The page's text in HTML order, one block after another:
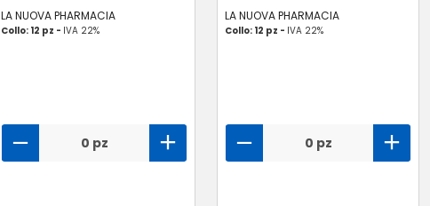
LA NUOVA PHARMACIA
Collo: 12 pz - IVA 22%
0 pz
LA NUOVA PHARMACIA
Collo: 12 pz - IVA 22%
0 pz